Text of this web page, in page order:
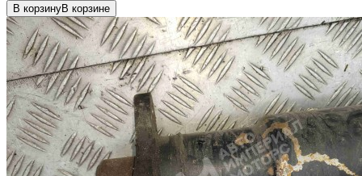
В корзинуВ корзине